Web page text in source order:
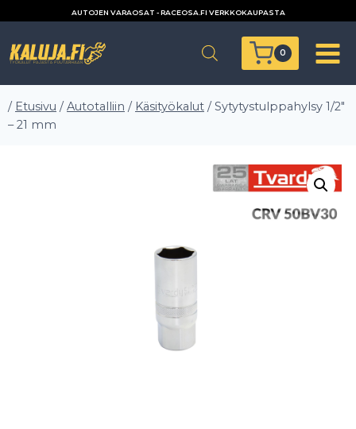
AUTOJEN VARAOSAT - RACEOSA.FI VERKKOKAUPASTA
0
/ Etusivu / Autotalliin / Käsityökalut / Sytytystulppahylsy 1/2″
– 21 mm